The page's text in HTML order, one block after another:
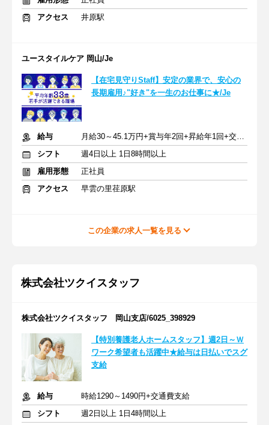
アクセス
井原駅
ユースタイルケア 岡山/Je
【在宅見守りStaff】安定の業界で、安心の
長期雇用♪"好き"を一生のお仕事に★/Je
給与
月給30～45.1万円+賞与年2回+昇給年1回+交通費全額
シフト
週4日以上 1日8時間以上
雇用形態
正社員
アクセス
早雲の里荏原駅
この企業の求人一覧を見る
株式会社ツクイスタッフ
株式会社ツクイスタッフ 岡山支店/6025_398929
【特別養護老人ホームスタッフ】週2日～Ｗ
ワーク希望者も活躍中★給与は日払いでスグ
支給
給与
時給1290～1490円+交通費支給
シフト
週2日以上 1日4時間以上